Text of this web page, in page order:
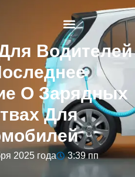
Водителей
О Зарядных
Для
2025 года 3:39 пп